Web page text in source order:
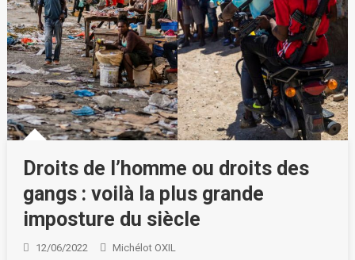
Droits de l’homme ou droits des
gangs : voilà la plus grande
imposture du siècle
12/06/2022 Michélot OXIL